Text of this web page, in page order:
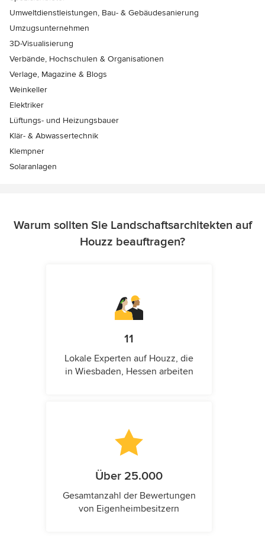
Umweltdienstleistungen, Bau- & Gebäudesanierung
Umzugsunternehmen
3D-Visualisierung
Verbände, Hochschulen & Organisationen
Verlage, Magazine & Blogs
Weinkeller
Elektriker
Lüftungs- und Heizungsbauer
Klär- & Abwassertechnik
Klempner
Solaranlagen
Warum sollten Sie Landschaftsarchitekten auf
Houzz beauftragen?
11
Lokale Experten auf Houzz, die
in Wiesbaden, Hessen arbeiten
Über 25.000
Gesamtanzahl der Bewertungen
von Eigenheimbesitzern